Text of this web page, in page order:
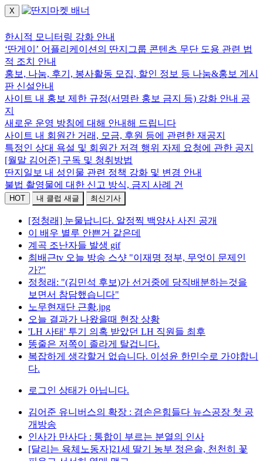
X
한시적 모니터링 강화 안내
‘딴게이’ 어플리케이션의 딴지그룹 콘텐츠 무단 도용 관련 법
적 조치 안내
홍보, 나눔, 후기, 봉사활동 모집, 할인 정보 등 나눔&홍보 게시
판 신설안내
사이트 내 홍보 제한 규정(서명란 홍보 금지 등) 강화 안내 공
지
새로운 운영 방침에 대해 안내해 드립니다
사이트 내 회원간 거래, 모금, 후원 등에 관련한 재공지
특정인 상대 욕설 및 회원간 저격 행위 자제 요청에 관한 공지
[월말 김어준] 구독 및 청취방법
딴지일보 내 성인물 관련 정책 강화 및 변경 안내
불법 촬영물에 대한 신고 방식, 금지 사례 건
HOT 내 클럽 새글 최신기사
[정청래] 눈물납니다. 알정찍 백양사 사진 공개
이 배우 별루 안쁜거 같은데
계곡 조난자들 발생 gif
최배근tv 오늘 방송 스샷 "이재명 정부, 무엇이 문제인
가?"
정청래: "(김민석 후보)가 선거중에 당직배분하는것을
보면서 참담했습니다"
노무현재단 근황.jpg
오늘 결과가 나왔을때 현장 상황
'LH 사태' 투기 의혹 받았던 LH 직원들 최후
똥줄은 저쪽이 졸라게 탈겁니다.
복잡하게 생각할거 없습니다. 이성윤 한민수로 가야합니
다.
로그인 상태가 아닙니다.
김어준 유니버스의 확장 : 겸손은힘들다 뉴스공장 첫 공
개방송
인사가 만사다 : 통합이 부르는 분열의 인사
[달리는 육체노동자]21세 딸기 농부 정은솔, 천천히 꽃